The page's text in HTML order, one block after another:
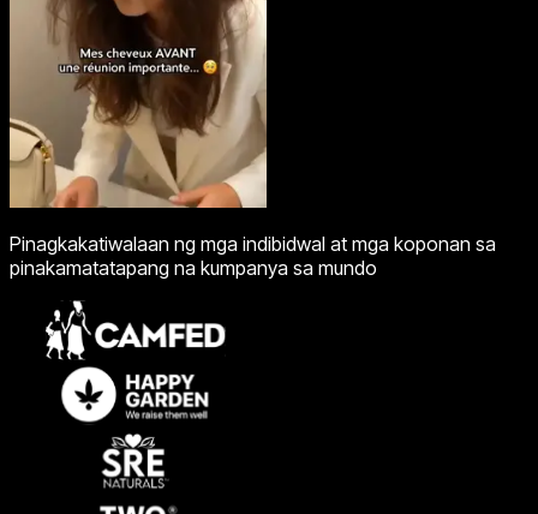
Pinagkakatiwalaan ng mga indibidwal at mga koponan sa
pinakamatatapang na kumpanya sa mundo